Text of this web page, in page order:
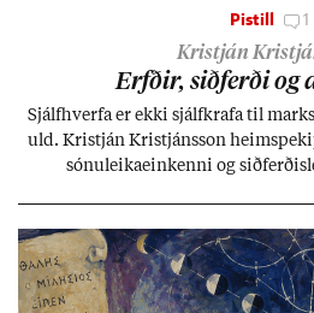
Pistill 1
Kristján
Erfð­ir, sið­ferði og
Sjálf­hverfa er ekki sjálf­krafa til
uld. Kristján Kristjáns­son
sónu­leika­ein­kenni og